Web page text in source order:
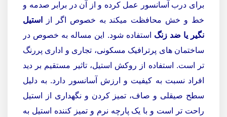
برای درب آسانسور عمل کرده و از آن در برابر صدمه و
خط و خش محافظت میکند به خصوص اگر از
استیل
نگیر یا ضد زنگ استفاده شود. این مساله به خصوص در
ساختمان های پرترافیک مسکونی، تجاری و اداری پررنگ
تر است. استفاده از روکش استیل، تاثیر مستقیم بر دید
افراد نسبت به کیفیت و ارزش آسانسور دارد. به دلیل
سطح صیقلی و صاف، تمیز کردن و نگهداری از استیل
راحت تر است و با یک پارچه نرم و تمیز کننده استیل به